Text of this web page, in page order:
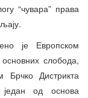
“чувара” права
је Европском
слобода,
Брчко Дистрикта
од основа